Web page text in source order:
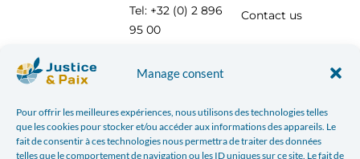
Manage consent
Pour offrir les meilleures expériences, nous utilisons des technologies telles
que les cookies pour stocker et/ou accéder aux informations des appareils. Le
fait de consentir à ces technologies nous permettra de traiter des données
telles que le comportement de navigation ou les ID uniques sur ce site. Le fait de
Tel: +32 (0) 2 896
95 00
Contact us
With the support of :